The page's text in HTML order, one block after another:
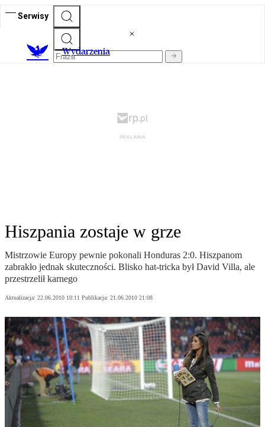
Serwisy
Wydarzenia
Hiszpania zostaje w grze
Mistrzowie Europy pewnie pokonali Honduras 2:0. Hiszpanom
zabrakło jednak skuteczności. Blisko hat-tricka był David Villa, ale
przestrzelił karnego
Aktualizacja: 22.06.2010 10:11 Publikacja: 21.06.2010 21:08